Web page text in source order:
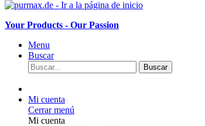
Your Products - Our Passion
Menu
Buscar
Buscar
Mi cuenta
Cerrar menú
Mi cuenta